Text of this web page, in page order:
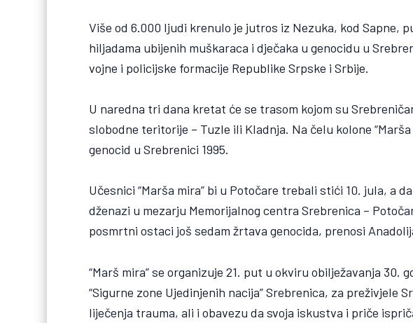
Više od 6.000 ljudi krenulo je jutros iz Nezuka, kod Sapne,
hiljadama ubijenih muškaraca i dječaka u genocidu u
vojne i policijske formacije Republike Srpske i Srbije.
U naredna tri dana kretat će se trasom kojom su
slobodne teritorije – Tuzle ili Kladnja. Na čelu kolone
genocid u Srebrenici 1995.
Učesnici “Marša mira” bi u Potočare trebali stići 10. jula, a
dženazi u mezarju Memorijalnog centra Srebrenica –
posmrtni ostaci još sedam žrtava genocida, prenosi
“Marš mira” se organizuje 21. put u okviru obilježavanja 30.
“Sigurne zone Ujedinjenih nacija” Srebrenica, za preživjele
liječenja trauma, ali i obavezu da svoja iskustva i priče